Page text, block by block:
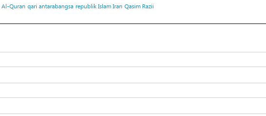
Al-Quran qari antarabangsa republik Islam Iran Qasim Razii